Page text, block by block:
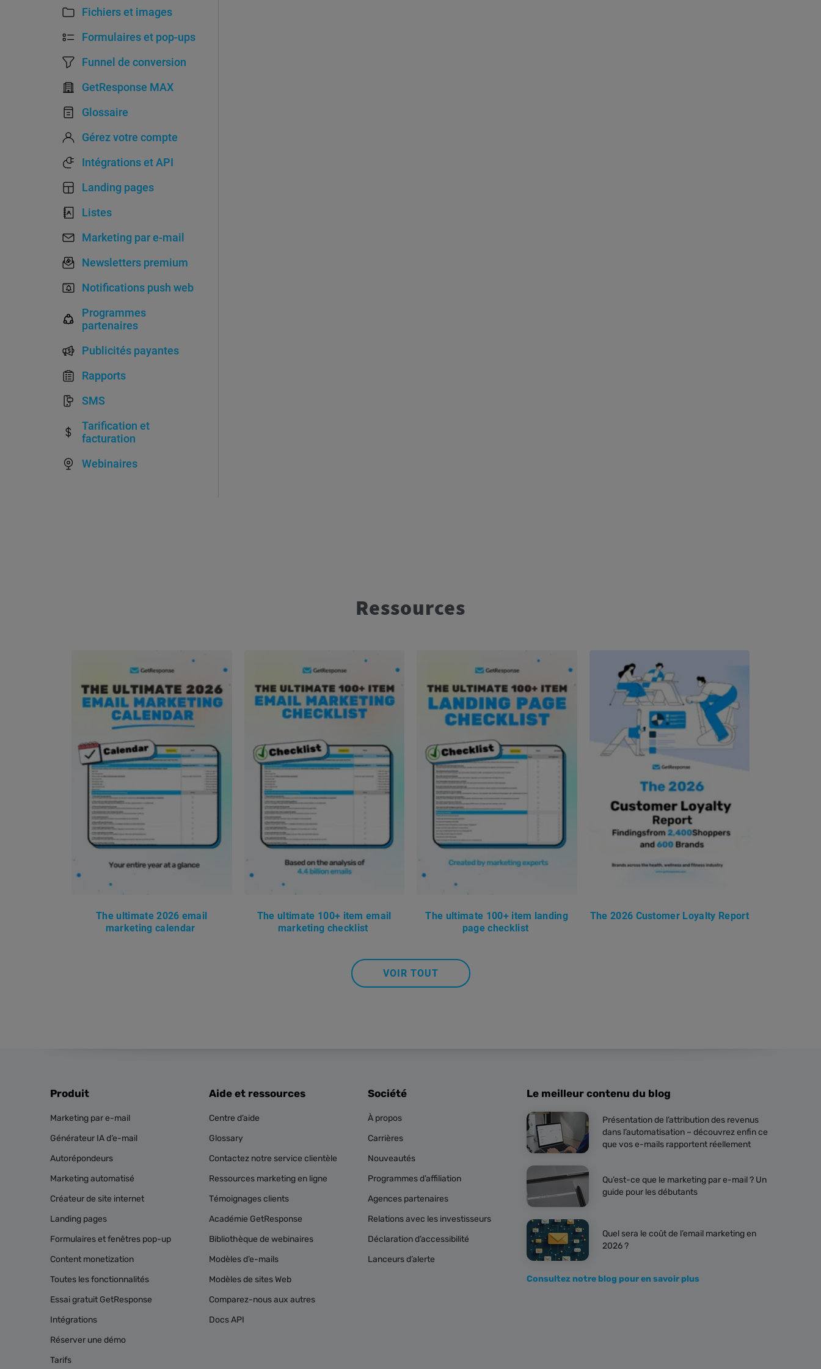
Fichiers et images
Formulaires et pop-ups
Funnel de conversion
GetResponse MAX
Glossaire
Gérez votre compte
Intégrations et API
Landing pages
Listes
Marketing par e-mail
Newsletters premium
Notifications push web
Programmes
partenaires
Publicités payantes
Rapports
SMS
Tarification et
facturation
Webinaires
Ressources
The ultimate 2026 email
marketing calendar
The ultimate 100+ item email
marketing checklist
The ultimate 100+ item landing
page checklist
The 2026 Customer Loyalty Report
VOIR TOUT
Produit
Marketing par e-mail
Générateur IA d’e-mail
Autorépondeurs
Marketing automatisé
Créateur de site internet
Landing pages
Formulaires et fenêtres pop-up
Content monetization
Toutes les fonctionnalités
Essai gratuit GetResponse
Intégrations
Réserver une démo
Tarifs
Aide et ressources
Centre d’aide
Glossary
Contactez notre service clientèle
Ressources marketing en ligne
Témoignages clients
Académie GetResponse
Bibliothèque de webinaires
Modèles d’e-mails
Modèles de sites Web
Comparez-nous aux autres
Docs API
Société
À propos
Carrières
Nouveautés
Programmes d’affiliation
Agences partenaires
Relations avec les investisseurs
Déclaration d’accessibilité
Lanceurs d’alerte
Le meilleur contenu du blog
Présentation de l’attribution des revenus
dans l’automatisation – découvrez enfin ce
que vos e-mails rapportent réellement
Qu’est-ce que le marketing par e-mail ? Un
guide pour les débutants
Quel sera le coût de l’email marketing en
2026 ?
Consultez notre blog pour en savoir plus